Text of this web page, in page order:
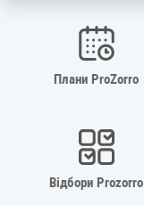
Плани ProZorro
Відбори Prozorro